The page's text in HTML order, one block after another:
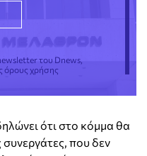
του Dnews,
όρους χρήσης
ότι στο κόμμα θα
συνεργάτες, που δεν